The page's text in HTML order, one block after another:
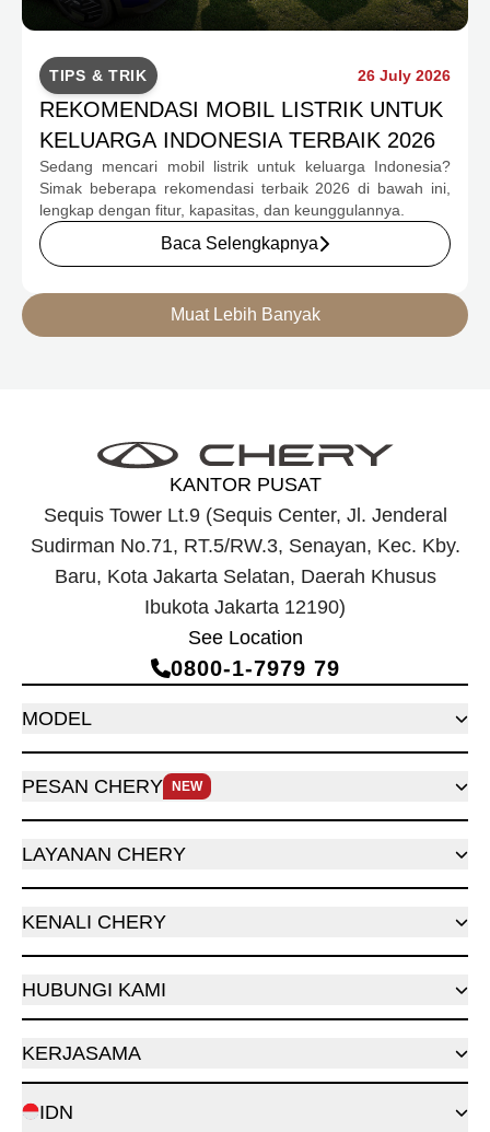
TIPS & TRIK 26 July 2026
REKOMENDASI MOBIL LISTRIK UNTUK
KELUARGA INDONESIA TERBAIK 2026
Sedang mencari mobil listrik untuk keluarga Indonesia?
Simak beberapa rekomendasi terbaik 2026 di bawah ini,
lengkap dengan fitur, kapasitas, dan keunggulannya.
Baca Selengkapnya
Muat Lebih Banyak
KANTOR PUSAT
Sequis Tower Lt.9 (Sequis Center, Jl. Jenderal
Sudirman No.71, RT.5/RW.3, Senayan, Kec. Kby.
Baru, Kota Jakarta Selatan, Daerah Khusus
Ibukota Jakarta 12190)
See Location
0800‑1‑7979 79
MODEL
PESAN CHERY NEW
LAYANAN CHERY
KENALI CHERY
HUBUNGI KAMI
KERJASAMA
IDN